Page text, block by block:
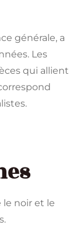
générale, a
Les
qui allient
le noir et le